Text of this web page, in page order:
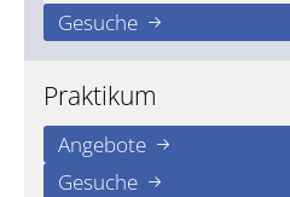
Gesuche
Praktikum
Angebote
Gesuche